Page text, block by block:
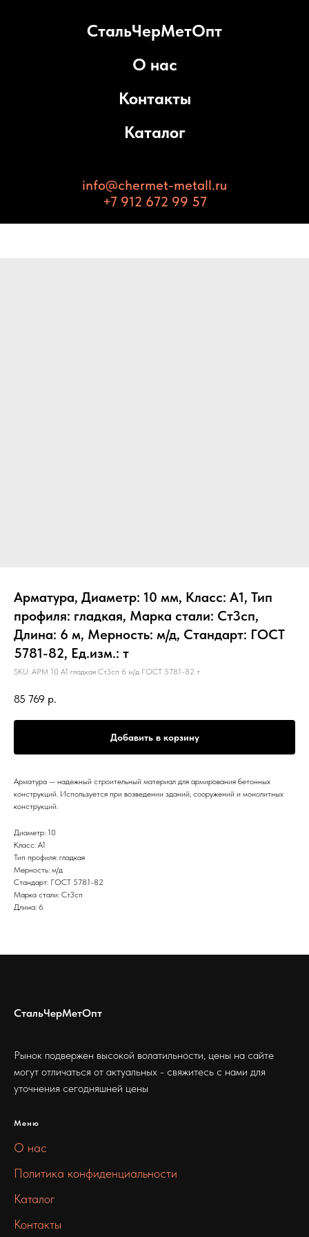
СтальЧерМетОпт
О нас
Контакты
Каталог
info@chermet-metall.ru
+7 912 672 99 57
Арматура, Диаметр: 10 мм, Класс: А1, Тип
профиля: гладкая, Марка стали: Ст3сп,
Длина: 6 м, Мерность: м/д, Стандарт: ГОСТ
5781-82, Ед.изм.: т
SKU: АРМ 10 А1 гладкая Ст3сп 6 м/д ГОСТ 5781-82 т
85 769 р.
Добавить в корзину
Арматура — надежный строительный материал для армирования бетонных
конструкций. Используется при возведении зданий, сооружений и монолитных
конструкций.
Диаметр: 10
Класс: А1
Тип профиля: гладкая
Мерность: м/д
Стандарт: ГОСТ 5781-82
Марка стали: Ст3сп
Длина: 6
СтальЧерМетОпт
Рынок подвержен высокой волатильности, цены на сайте
могут отличаться от актуальных - свяжитесь с нами для
уточнения сегодняшней цены
Меню
О нас
Политика конфиденциальности
Каталог
Контакты